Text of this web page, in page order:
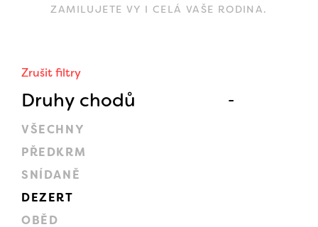
Zrušit filtry
Druhy chodů
VŠECHNY
PŘEDKRM
SNÍDANĚ
DEZERT
OBĚD
ZAMILUJETE VY I CELÁ VAŠE RODINA.